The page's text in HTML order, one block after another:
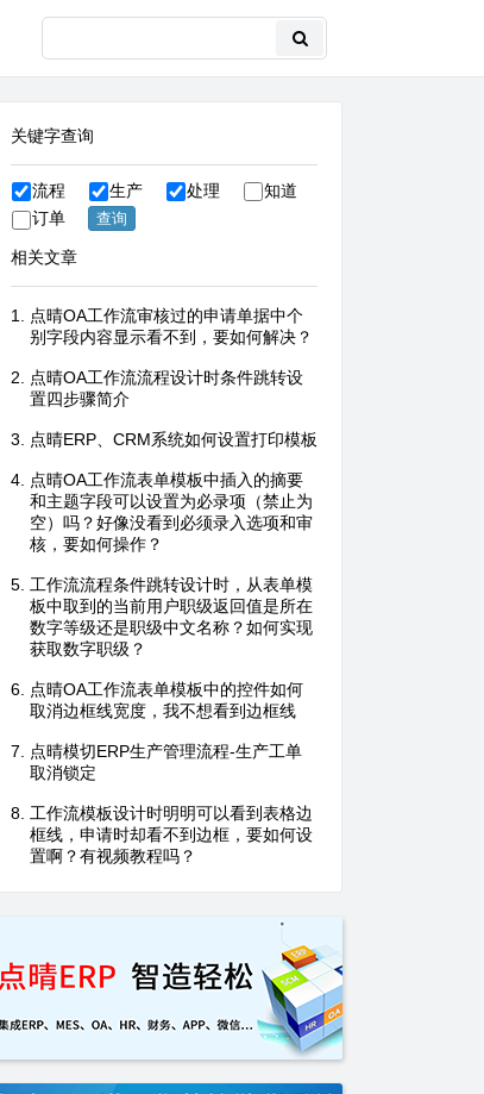
关键字查询
流程 生产 处理
知道
订单
相关文章
点晴OA工作流审核过的申请单据中个
别字段内容显示看不到，要如何解决？
点晴OA工作流流程设计时条件跳转设
置四步骤简介
点晴ERP、CRM系统如何设置打印模板
点晴OA工作流表单模板中插入的摘要
和主题字段可以设置为必录项（禁止为
空）吗？好像没看到必须录入选项和审
核，要如何操作？
工作流流程条件跳转设计时，从表单模
板中取到的当前用户职级返回值是所在
数字等级还是职级中文名称？如何实现
获取数字职级？
点晴OA工作流表单模板中的控件如何
取消边框线宽度，我不想看到边框线
点晴模切ERP生产管理流程-生产工单
取消锁定
工作流模板设计时明明可以看到表格边
框线，申请时却看不到边框，要如何设
置啊？有视频教程吗？